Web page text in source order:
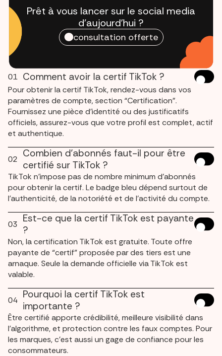
Prêt à vous lancer sur le social media
d'aujourd'hui ?
consultation offerte
01 Comment avoir la certif TikTok ?
Pour obtenir la certif TikTok, rendez-vous dans vos
paramètres de compte, section “Certification”.
Fournissez une pièce d’identité ou des justificatifs
officiels, assurez-vous que votre profil est complet, actif
et authentique.
02
Combien d’abonnés faut-il pour être
certifié sur TikTok ?
TikTok n’impose pas de nombre minimum d’abonnés
pour obtenir la certif. Le badge bleu dépend surtout de
l’authenticité, de la notoriété et de l’activité du compte.
03
Est-ce que la certif TikTok est payante
?
Non, la certification TikTok est gratuite. Toute offre
payante de “certif” proposée par des tiers est une
arnaque. Seule la demande officielle via TikTok est
valable.
04 Pourquoi la certif TikTok est
importante ?
Être certifié apporte crédibilité, meilleure visibilité dans
l’algorithme, et protection contre les faux comptes. Pour
les marques, c’est aussi un gage de confiance pour les
consommateurs.